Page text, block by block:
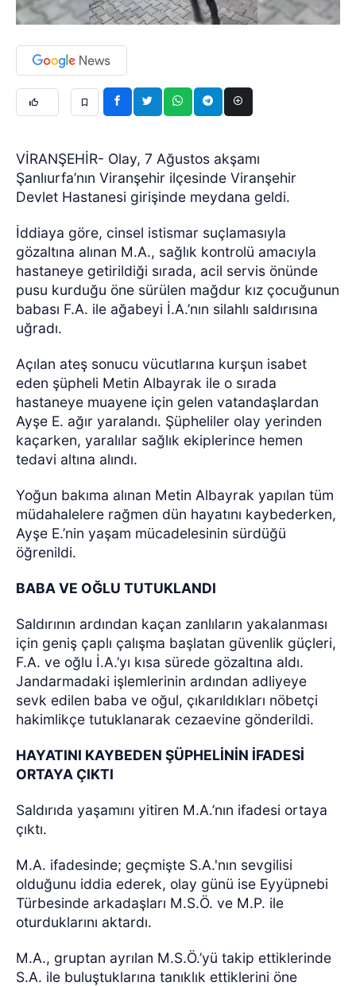
VİRANŞEHİR- Olay, 7 Ağustos akşamı
Şanlıurfa’nın Viranşehir ilçesinde Viranşehir
Devlet Hastanesi girişinde meydana geldi.
İddiaya göre, cinsel istismar suçlamasıyla
gözaltına alınan M.A., sağlık kontrolü amacıyla
hastaneye getirildiği sırada, acil servis önünde
pusu kurduğu öne sürülen mağdur kız çocuğunun
babası F.A. ile ağabeyi İ.A.’nın silahlı saldırısına
uğradı.
Açılan ateş sonucu vücutlarına kurşun isabet
eden şüpheli Metin Albayrak ile o sırada
hastaneye muayene için gelen vatandaşlardan
Ayşe E. ağır yaralandı. Şüpheliler olay yerinden
kaçarken, yaralılar sağlık ekiplerince hemen
tedavi altına alındı.
Yoğun bakıma alınan Metin Albayrak yapılan tüm
müdahalelere rağmen dün hayatını kaybederken,
Ayşe E.’nin yaşam mücadelesinin sürdüğü
öğrenildi.
BABA VE OĞLU TUTUKLANDI
Saldırının ardından kaçan zanlıların yakalanması
için geniş çaplı çalışma başlatan güvenlik güçleri,
F.A. ve oğlu İ.A.’yı kısa sürede gözaltına aldı.
Jandarmadaki işlemlerinin ardından adliyeye
sevk edilen baba ve oğul, çıkarıldıkları nöbetçi
hakimlikçe tutuklanarak cezaevine gönderildi.
HAYATINI KAYBEDEN ŞÜPHELİNİN İFADESİ
ORTAYA ÇIKTI
Saldırıda yaşamını yitiren M.A.’nın ifadesi ortaya
çıktı.
M.A. ifadesinde; geçmişte S.A.'nın sevgilisi
olduğunu iddia ederek, olay günü ise Eyyüpnebi
Türbesinde arkadaşları M.S.Ö. ve M.P. ile
oturduklarını aktardı.
M.A., gruptan ayrılan M.S.Ö.’yü takip ettiklerinde
S.A. ile buluştuklarına tanıklık ettiklerini öne